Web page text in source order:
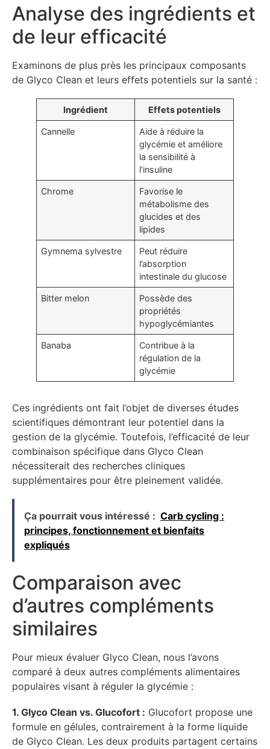
Analyse des ingrédients et
de leur efficacité
Examinons de plus près les principaux composants
de Glyco Clean et leurs effets potentiels sur la santé :
Ingrédient Effets potentiels
Cannelle
Aide à réduire la
glycémie et améliore
la sensibilité à
l’insuline
Chrome
Favorise le
métabolisme des
glucides et des
lipides
Gymnema sylvestre
Peut réduire
l’absorption
intestinale du glucose
Bitter melon
Possède des
propriétés
hypoglycémiantes
Banaba
Contribue à la
régulation de la
glycémie
Ces ingrédients ont fait l’objet de diverses études
scientifiques démontrant leur potentiel dans la
gestion de la glycémie. Toutefois, l’efficacité de leur
combinaison spécifique dans Glyco Clean
nécessiterait des recherches cliniques
supplémentaires pour être pleinement validée.
Ça pourrait vous intéressé : Carb cycling :
principes, fonctionnement et bienfaits
expliqués
Comparaison avec
d’autres compléments
similaires
Pour mieux évaluer Glyco Clean, nous l’avons
comparé à deux autres compléments alimentaires
populaires visant à réguler la glycémie :
1. Glyco Clean vs. Glucofort : Glucofort propose une
formule en gélules, contrairement à la forme liquide
de Glyco Clean. Les deux produits partagent certains